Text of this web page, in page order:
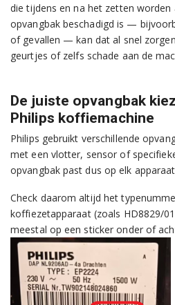
die tijdens en na het zetten worden
opvangbak beschadigd is —
of gevallen — kan dat al snel
geurtjes of zelfs schade aan de
De juiste opvangbak
Philips koffiemachine
Philips gebruikt verschillende
met een vlotter, sensor of
opvangbak past dus op elk
Check daarom altijd het
koffiezetapparaat (zoals HD8829/
meestal op een sticker onder of